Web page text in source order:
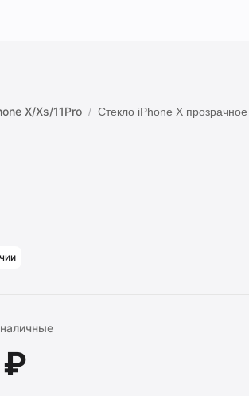
X/Xs/11Pro Стекло iPhone X прозрачное